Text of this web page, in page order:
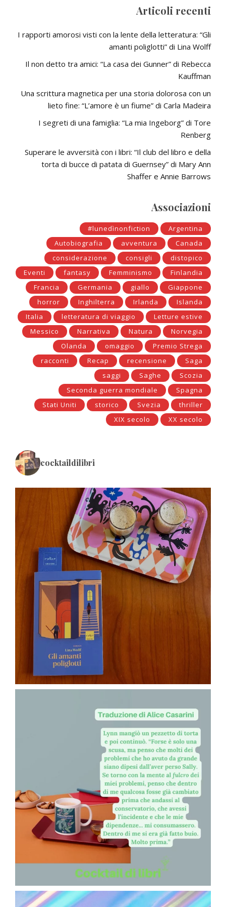
Articoli recenti
I rapporti amorosi visti con la lente della letteratura: “Gli
amanti poliglotti” di Lina Wolff
Il non detto tra amici: “La casa dei Gunner” di Rebecca
Kauffman
Una scrittura magnetica per una storia dolorosa con un
lieto fine: “L’amore è un fiume” di Carla Madeira
I segreti di una famiglia: “La mia Ingeborg” di Tore
Renberg
Superare le avversità con i libri: “Il club del libro e della
torta di bucce di patata di Guernsey” di Mary Ann
Shaffer e Annie Barrows
Associazioni
#lunedìnonfiction
Argentina
Autobiografia
avventura
Canada
considerazione
consigli
distopico
Eventi
fantasy Femminismo
Finlandia
Francia
Germania giallo
Giappone
horror
Inghilterra Irlanda
Islanda
Italia
letteratura di viaggio
Letture estive
Messico
Narrativa Natura
Norvegia
Olanda
omaggio
Premio Strega
racconti
Recap recensione
Saga
saggi
Saghe
Scozia
Seconda guerra mondiale
Spagna
Stati Uniti
storico Svezia
thriller
XIX secolo
XX secolo
cocktaildilibri